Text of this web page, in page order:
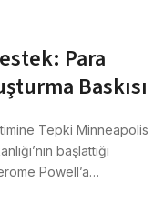
Para
Baskısı
Tepki Minneapolis
başlattığı
Powell’a…